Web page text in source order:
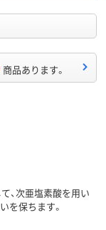
商品あります。
、次亜塩素酸を用い
を保ちます。